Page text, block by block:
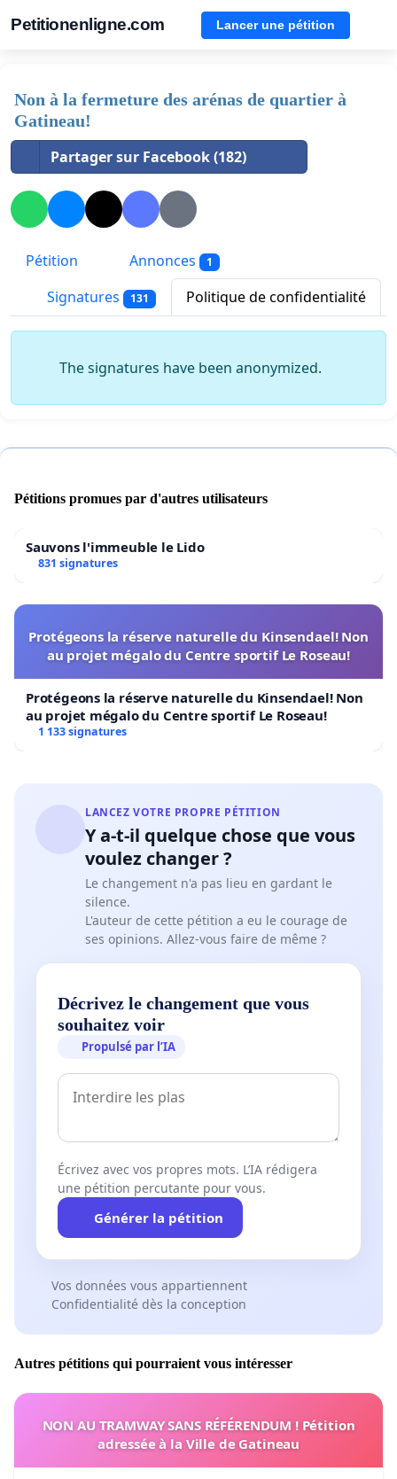
Petitionenligne.com Lancer une pétition
Non à la fermeture des arénas de quartier à
Gatineau!
Partager sur Facebook (182)
Pétition Annonces 1
Signatures 131 Politique de confidentialité
The signatures have been anonymized.
Pétitions promues par d'autres utilisateurs
Sauvons l'immeuble le Lido
831 signatures
Protégeons la réserve naturelle du Kinsendael! Non
au projet mégalo du Centre sportif Le Roseau!
Protégeons la réserve naturelle du Kinsendael! Non
au projet mégalo du Centre sportif Le Roseau!
1 133 signatures
LANCEZ VOTRE PROPRE PÉTITION
Y a-t-il quelque chose que vous
voulez changer ?
Le changement n'a pas lieu en gardant le
silence.
L'auteur de cette pétition a eu le courage de
ses opinions. Allez-vous faire de même ?
Décrivez le changement que vous
souhaitez voir
Propulsé par l’IA
Écrivez avec vos propres mots. L’IA rédigera
une pétition percutante pour vous.
Générer la pétition
Vos données vous appartiennent
Confidentialité dès la conception
Autres pétitions qui pourraient vous intéresser
NON AU TRAMWAY SANS RÉFÉRENDUM ! Pétition
adressée à la Ville de Gatineau